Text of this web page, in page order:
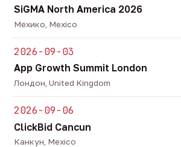
SiGMA North America 2026
Мехико, Mexico
2026-09-03
App Growth Summit London
Лондон, United Kingdom
2026-09-06
ClickBid Cancun
Канкун, Mexico